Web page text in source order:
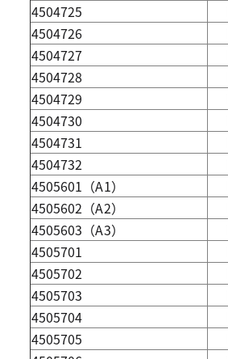
4504725
4504726
4504727
4504728
4504729
4504730
4504731
4504732
4505601（A1）
4505602（A2）
4505603（A3）
4505701
4505702
4505703
4505704
4505705